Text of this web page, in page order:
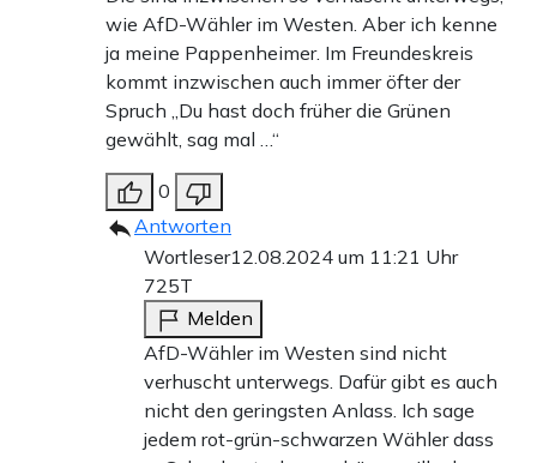
wie AfD-Wähler im Westen. Aber ich kenne
ja meine Pappenheimer. Im Freundeskreis
kommt inzwischen auch immer öfter der
Spruch „Du hast doch früher die Grünen
gewählt, sag mal …“
0
Antworten
Wortleser12.08.2024 um 11:21 Uhr
725T
Melden
AfD-Wähler im Westen sind nicht
verhuscht unterwegs. Dafür gibt es auch
nicht den geringsten Anlass. Ich sage
jedem rot-grün-schwarzen Wähler dass